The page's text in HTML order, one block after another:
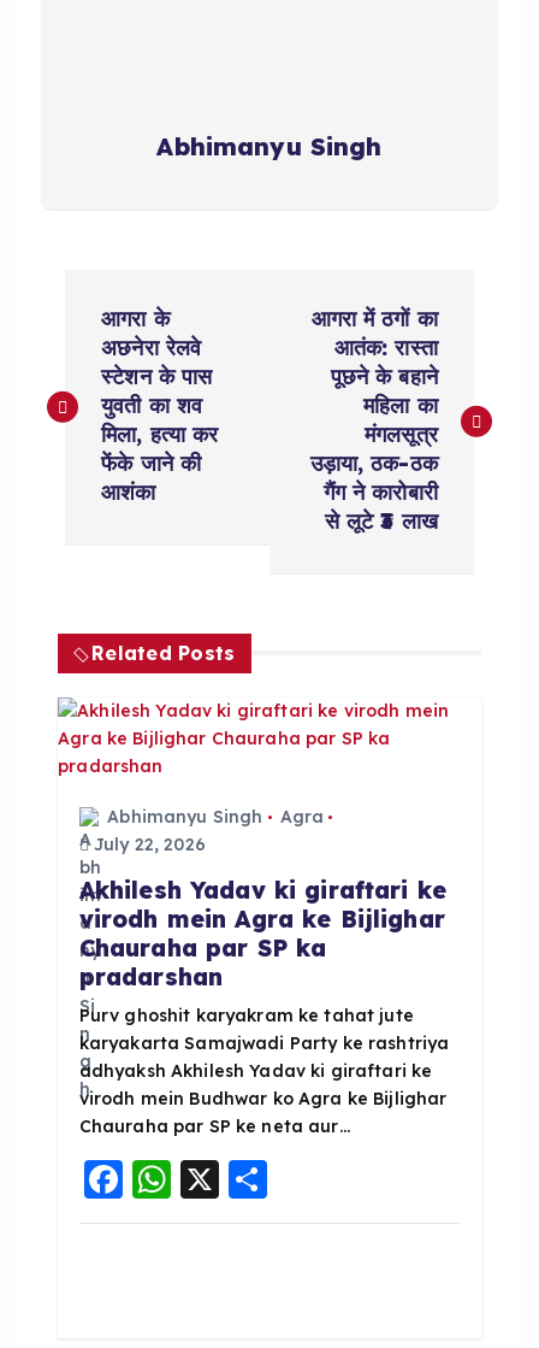
Abhimanyu Singh
s
v
g
आगरा के
अछनेरा रेलवे
स्टेशन के पास
युवती का शव
मिला, हत्या कर
फेंके जाने की
आशंका
आगरा में ठगों का
आतंक: रास्ता
पूछने के बहाने
महिला का
मंगलसूत्र
उड़ाया, ठक-ठक
गैंग ने कारोबारी
से लूटे ₹3 लाख
Related Posts
Abhimanyu Singh
Agra
July 22, 2026
Akhilesh Yadav ki giraftari ke
virodh mein Agra ke Bijlighar
Chauraha par SP ka
pradarshan
Purv ghoshit karyakram ke tahat jute
karyakarta Samajwadi Party ke rashtriya
adhyaksh Akhilesh Yadav ki giraftari ke
virodh mein Budhwar ko Agra ke Bijlighar
Chauraha par SP ke neta aur…
F
a
W
h
X S
h